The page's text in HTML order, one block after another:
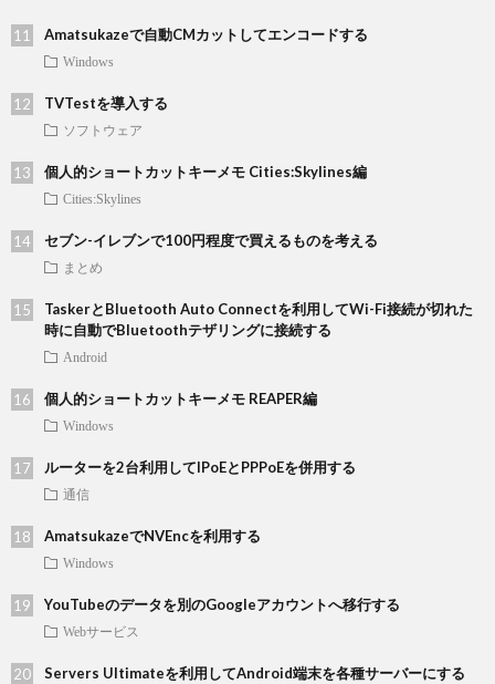
Amatsukazeで自動CMカットしてエンコードする
Windows
TVTestを導入する
ソフトウェア
個人的ショートカットキーメモ Cities:Skylines編
Cities:Skylines
セブン-イレブンで100円程度で買えるものを考える
まとめ
TaskerとBluetooth Auto Connectを利用してWi-Fi接続が切れた
時に自動でBluetoothテザリングに接続する
Android
個人的ショートカットキーメモ REAPER編
Windows
ルーターを2台利用してIPoEとPPPoEを併用する
通信
AmatsukazeでNVEncを利用する
Windows
YouTubeのデータを別のGoogleアカウントへ移行する
Webサービス
Servers Ultimateを利用してAndroid端末を各種サーバーにする